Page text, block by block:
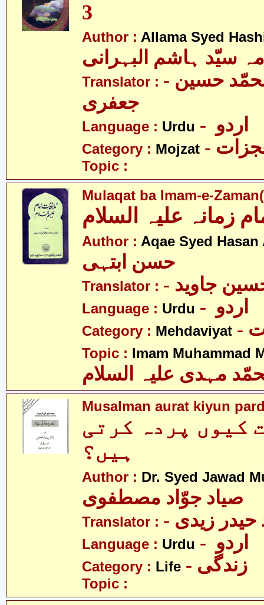
3
Author : Allama Syed
سیّد ہاشم البہرانی
Translator : - مولانا محمّد حسین
جعفری
Language : Urdu
Category : Mojzat
Topic :
Mulaqat ba Imam-e-
زمانہ علیہ السلام
Author : Aqae Syed
Translator :
Language : Urdu
Category : Mehdaviyat
Topic : Imam Muhammad
مہدی علیہ السلام
Musalman aurat kiyun
کیوں پردہ کرتی
ہیں؟
Author : Dr. Syed Jawad
صیاد جوّاد مصطفوی
Translator :
Language : Urdu
Category : Life - زندگی
Topic :